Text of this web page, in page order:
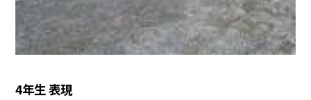
4年生 表現